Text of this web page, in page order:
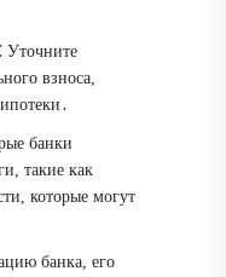
⁚ Уточните
взноса,
банки
такие как
которые могут
банка, его